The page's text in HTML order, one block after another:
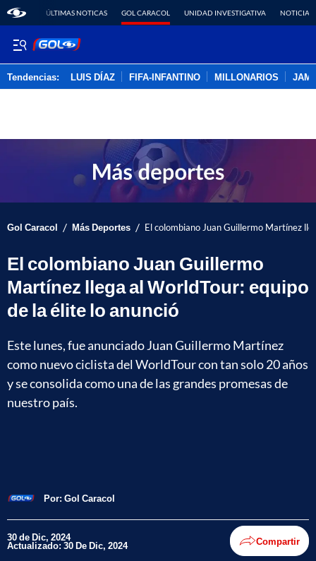
ÚLTIMAS NOTICAS GOL CARACOL UNIDAD INVESTIGATIVA NOTICIAS
Tendencias: LUIS DÍAZ FIFA-INFANTINO MILLONARIOS
Gol Caracol / Más Deportes / El colombiano Juan Guillermo Martínez
El colombiano Juan Guillermo
Martínez llega al WorldTour: equipo
de la élite lo anunció
Este lunes, fue anunciado Juan Guillermo Martínez
como nuevo ciclista del WorldTour con tan solo 20 años
y se consolida como una de las grandes promesas de
nuestro país.
Por: Gol Caracol
30 de Dic, 2024
Actualizado: 30 De Dic, 2024 Compartir